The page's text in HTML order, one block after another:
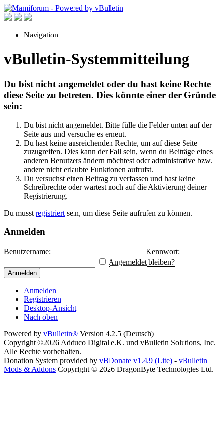
Navigation
vBulletin-Systemmitteilung
Du bist nicht angemeldet oder du hast keine Rechte
diese Seite zu betreten. Dies könnte einer der Gründe
sein:
Du bist nicht angemeldet. Bitte fülle die Felder unten auf der
Seite aus und versuche es erneut.
Du hast keine ausreichenden Rechte, um auf diese Seite
zuzugreifen. Dies kann der Fall sein, wenn du Beiträge eines
anderen Benutzers ändern möchtest oder administrative bzw.
andere nicht erlaubte Funktionen aufrufst.
Du versuchst einen Beitrag zu verfassen und hast keine
Schreibrechte oder wartest noch auf die Aktivierung deiner
Registrierung.
Du musst registriert sein, um diese Seite aufrufen zu können.
Anmelden
Benutzername:
Kennwort:
Angemeldet bleiben?
Anmelden
Anmelden
Registrieren
Desktop-Ansicht
Nach oben
Powered by vBulletin® Version 4.2.5 (Deutsch)
Copyright ©2026 Adduco Digital e.K. und vBulletin Solutions, Inc.
Alle Rechte vorbehalten.
Donation System provided by vBDonate v1.4.9 (Lite) - vBulletin
Mods & Addons Copyright © 2026 DragonByte Technologies Ltd.